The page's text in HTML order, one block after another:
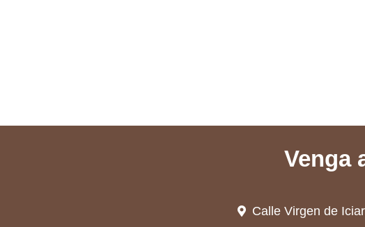
Venga
Calle Virgen de